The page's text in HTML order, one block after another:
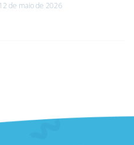
de maio de 2026